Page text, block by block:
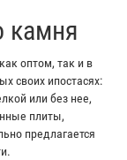
камня
оптом, так и в
своих ипостасях:
или без нее,
плиты,
предлагается